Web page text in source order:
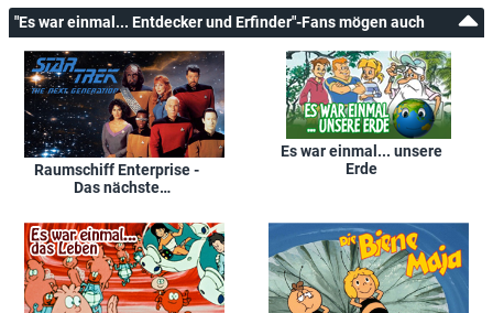
"Es war einmal... Entdecker und Erfinder"-Fans mögen auch
Raumschiff Enterprise -
Das nächste
Es war einmal... unsere
Erde